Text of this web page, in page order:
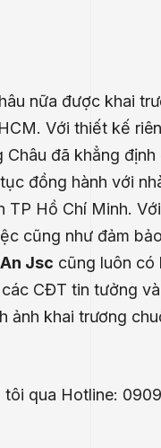
nữa được khai
Với thiết kế
đã khẳng
đồng hành với
TP Hồ Chí Minh.
cũng như đảm
Jsc cũng luôn có
CĐT tin tưởng
ảnh khai trương
qua Hotline: